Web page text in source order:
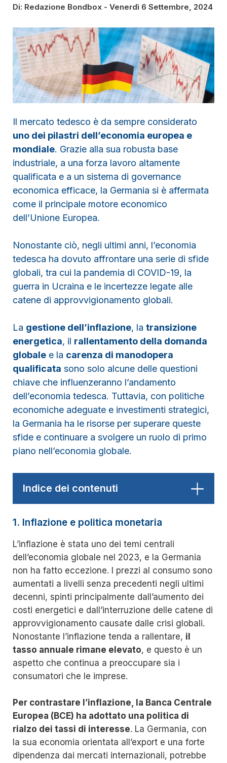
Di: Redazione Bondbox - Venerdì 6 Settembre, 2024
Il mercato tedesco è da sempre considerato
uno dei pilastri dell’economia europea e
mondiale. Grazie alla sua robusta base
industriale, a una forza lavoro altamente
qualificata e a un sistema di governance
economica efficace, la Germania si è affermata
come il principale motore economico
dell’Unione Europea.
Nonostante ciò, negli ultimi anni, l’economia
tedesca ha dovuto affrontare una serie di sfide
globali, tra cui la pandemia di COVID-19, la
guerra in Ucraina e le incertezze legate alle
catene di approvvigionamento globali.
La gestione dell’inflazione, la transizione
energetica, il rallentamento della domanda
globale e la carenza di manodopera
qualificata sono solo alcune delle questioni
chiave che influenzeranno l’andamento
dell’economia tedesca. Tuttavia, con politiche
economiche adeguate e investimenti strategici,
la Germania ha le risorse per superare queste
sfide e continuare a svolgere un ruolo di primo
piano nell’economia globale.
Indice dei contenuti
2. Settore energetico e transizione verde
3. Esportazioni e rallentamento della domanda
globale
4. Mercato del lavoro e sfide demografiche
5. Prospettive di crescita e politiche di sostegno
1. Inflazione e politica monetaria
L’inflazione è stata uno dei temi centrali
dell’economia globale nel 2023, e la Germania
non ha fatto eccezione. I prezzi al consumo sono
aumentati a livelli senza precedenti negli ultimi
decenni, spinti principalmente dall’aumento dei
costi energetici e dall’interruzione delle catene di
approvvigionamento causate dalle crisi globali.
Nonostante l’inflazione tenda a rallentare, il
tasso annuale rimane elevato, e questo è un
aspetto che continua a preoccupare sia i
consumatori che le imprese.
Per contrastare l’inflazione, la Banca Centrale
Europea (BCE) ha adottato una politica di
rialzo dei tassi di interesse. La Germania, con
la sua economia orientata all’export e una forte
dipendenza dai mercati internazionali, potrebbe